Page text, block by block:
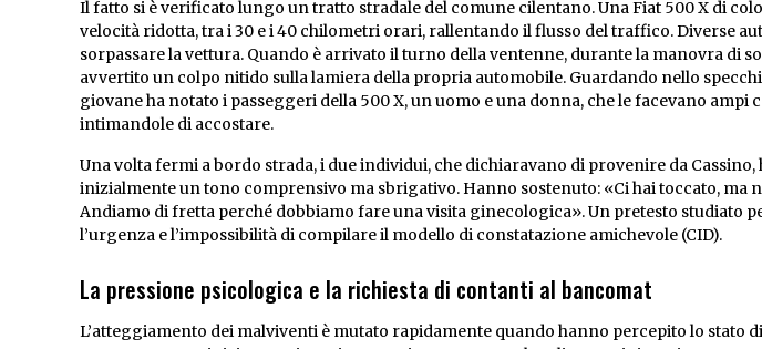
Il fatto si è verificato lungo un tratto stradale del comune cilentano. Una Fiat 500 X di
velocità ridotta, tra i 30 e i 40 chilometri orari, rallentando il flusso del traffico. Diverse
sorpassare la vettura. Quando è arrivato il turno della ventenne, durante la manovra di
avvertito un colpo nitido sulla lamiera della propria automobile. Guardando nello
giovane ha notato i passeggeri della 500 X, un uomo e una donna, che le facevano ampi
intimandole di accostare.
Una volta fermi a bordo strada, i due individui, che dichiaravano di provenire da
inizialmente un tono comprensivo ma sbrigativo. Hanno sostenuto: «Ci hai toccato, ma
Andiamo di fretta perché dobbiamo fare una visita ginecologica». Un pretesto studiato
l’urgenza e l’impossibilità di compilare il modello di constatazione amichevole (CID).
La pressione psicologica e la richiesta di contanti al bancomat
L’atteggiamento dei malviventi è mutato rapidamente quando hanno percepito lo stato